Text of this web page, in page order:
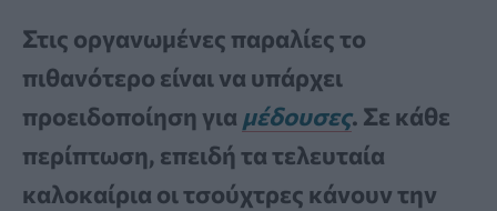
Στις οργανωμένες παραλίες το
πιθανότερο είναι να υπάρχει
προειδοποίηση για μέδουσες. Σε κάθε
περίπτωση, επειδή τα τελευταία
καλοκαίρια οι τσούχτρες κάνουν την